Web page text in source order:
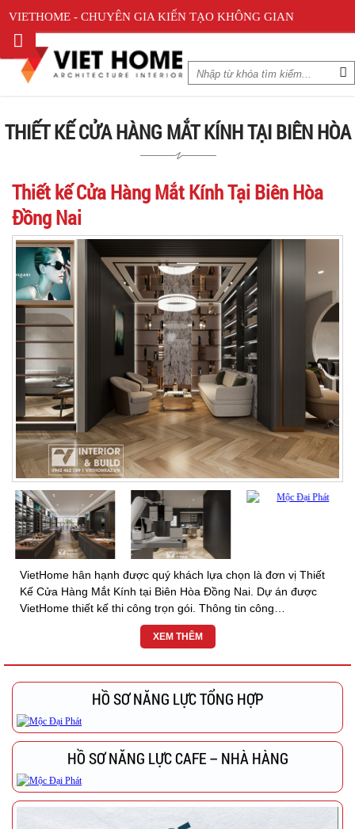
VIETHOME - CHUYÊN GIA KIẾN TẠO KHÔNG GIAN
THIẾT KẾ CỬA HÀNG MẮT KÍNH TẠI BIÊN HÒA
Thiết kế Cửa Hàng Mắt Kính Tại Biên Hòa
Đồng Nai
VietHome hân hạnh được quý khách lựa chọn là đơn vị Thiết
Kế Cửa Hàng Mắt Kính tại Biên Hòa Đồng Nai. Dự án được
VietHome thiết kế thi công trọn gói. Thông tin công
trình: CHUỖI 20 CỬA HÀNG HỆ THÔNG MẮT KÍNH ๏ Chủ
XEM THÊM
HỒ SƠ NĂNG LỰC TỔNG HỢP
HỒ SƠ NĂNG LỰC CAFE – NHÀ HÀNG